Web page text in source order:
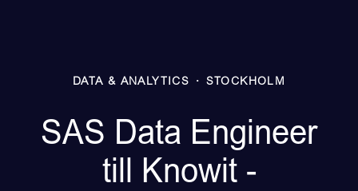
DATA & ANALYTICS · STOCKHOLM
SAS Data Engineer
till Knowit -